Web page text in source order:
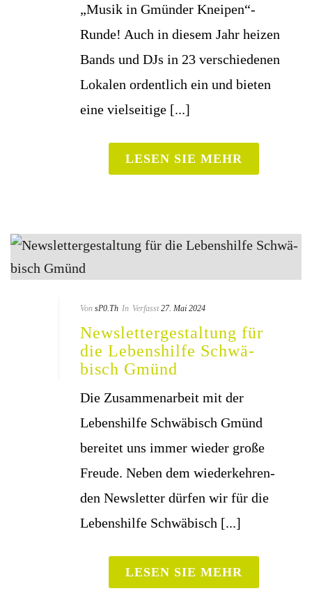
„Musik in Gmün­der Kneipen“-
Runde! Auch in die­sem Jahr hei­zen
Bands und DJs in 23 ver­schie­de­nen
Loka­len ordent­lich ein und bie­ten
eine viel­sei­ti­ge [...]
LESEN SIE MEHR
Von sP0.Th In Verfasst 27. Mai 2024
News­let­ter­ge­stal­tung für
die Lebens­hil­fe Schwä­
bisch Gmünd
Die Zusam­men­ar­beit mit der
Lebens­hil­fe Schwä­bisch Gmünd
berei­tet uns immer wie­der gro­ße
Freu­de. Neben dem wie­der­keh­ren­
den News­let­ter dür­fen wir für die
Lebens­hil­fe Schwä­bisch [...]
LESEN SIE MEHR